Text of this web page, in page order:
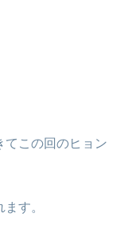
てこの回のヒョン
す。